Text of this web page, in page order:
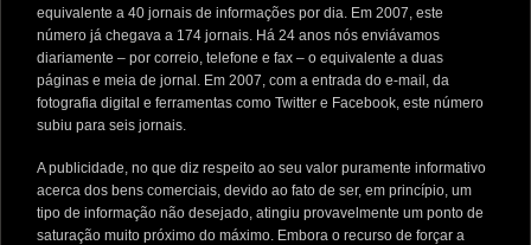
equivalente a 40 jornais de informações por dia. Em 2007, este
número já chegava a 174 jornais. Há 24 anos nós enviávamos
diariamente – por correio, telefone e fax – o equivalente a duas
páginas e meia de jornal. Em 2007, com a entrada do e-mail, da
fotografia digital e ferramentas como Twitter e Facebook, este número
subiu para seis jornais.
A publicidade, no que diz respeito ao seu valor puramente informativo
acerca dos bens comerciais, devido ao fato de ser, em princípio, um
tipo de informação não desejado, atingiu provavelmente um ponto de
saturação muito próximo do máximo. Embora o recurso de forçar a